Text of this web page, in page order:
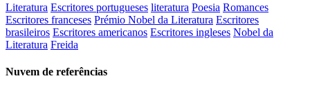
Literatura Escritores portugueses literatura Poesia Romances
Escritores franceses Prémio Nobel da Literatura Escritores
brasileiros Escritores americanos Escritores ingleses Nobel da
Literatura Freida
Nuvem de referências